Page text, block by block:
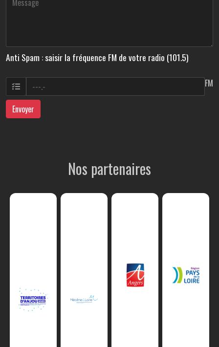
Anti Spam : saisir la fréquence FM de votre radio (101.5)
FM
Envoyer
Nos partenaires